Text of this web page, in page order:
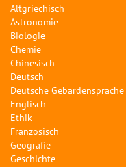
Altgriechisch
Astronomie
Biologie
Chemie
Chinesisch
Deutsch
Deutsche Gebärdensprache
Englisch
Ethik
Französisch
Geografie
Geschichte